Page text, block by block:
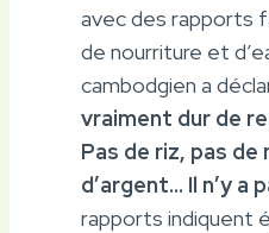
avec des rapports
de nourriture et
cambodgien a
vraiment dur de
Pas de riz, pas
d’argent… Il n’y a
rapports indiquent